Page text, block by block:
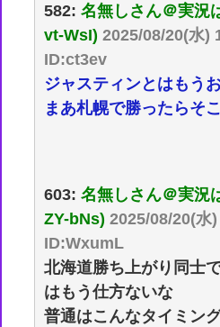
582:名無しさん＠実況
vt-WsI) 2025/08/20(水)
ID:ct3ev
ジャスティンとはもう
まあ札幌で勝ったらそ
603:名無しさん＠実況
ZY-bNs) 2025/08/20(水
ID:WxumL
北海道勝ち上がり同士
はもう仕方ないな
普通はこんなタイミン